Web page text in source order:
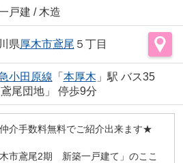
戸建 / 木造
県厚木市鳶尾 ５丁目
小田原線 「 本厚木 」駅 バス35
尾団地」 停歩9分
介手数料無料でご紹介出来ます★
木市鳶尾2期 新築一戸建て」のここ